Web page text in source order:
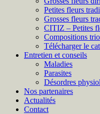
Petites fleurs
Grosses fleurs
CITIZ – Petites
Compositions trio
Télécharger le
Entretien et conseils
Maladies
Parasites
Désordres
Nos partenaires
Actualités
Contact